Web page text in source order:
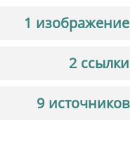
1 изображение
2 ссылки
9 источников